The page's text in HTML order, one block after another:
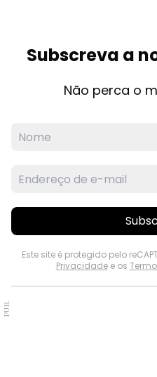
Subscreva a
Não perca o
Este site é protegido pelo
Privacidadee os
PUB.